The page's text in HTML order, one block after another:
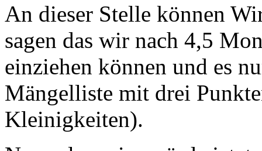
An dieser Stelle können
sagen das wir nach 4,5
einziehen können und es
Mängelliste mit drei
Kleinigkeiten).